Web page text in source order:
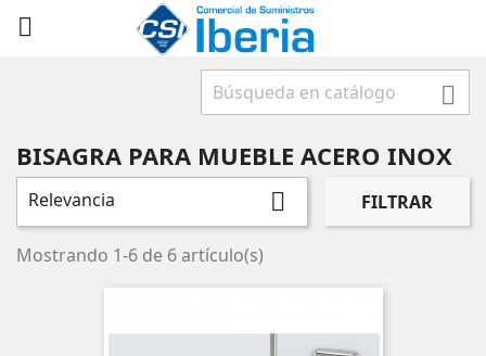


BISAGRA PARA MUEBLE ACERO INOX
Relevancia  FILTRAR
Mostrando 1-6 de 6 artículo(s)